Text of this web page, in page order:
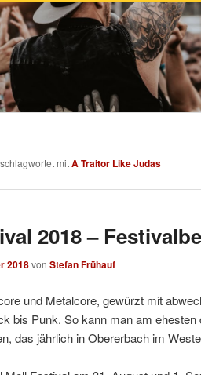
mitA Traitor Like Judas
2018 –
2018von Stefan Frühauf
und Metalcore, gewürzt mit
bis Punk. So kann man am
das jährlich in Obererbach im